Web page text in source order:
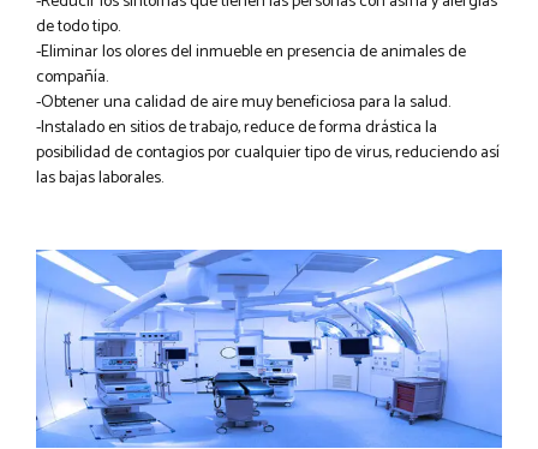
de todo tipo.
-Eliminar los olores del inmueble en presencia de animales de
compañía.
-Obtener una calidad de aire muy beneficiosa para la salud.
-Instalado en sitios de trabajo, reduce de forma drástica la
posibilidad de contagios por cualquier tipo de virus, reduciendo así
las bajas laborales.